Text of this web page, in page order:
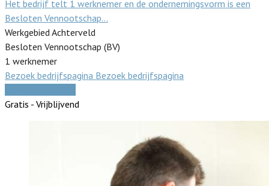
Het bedrijf telt 1 werknemer en de ondernemingsvorm is een
Besloten Vennootschap…
Werkgebied Achterveld
Besloten Vennootschap (BV)
1 werknemer
Bezoek bedrijfspagina Bezoek bedrijfspagina
Gratis - Vrijblijvend